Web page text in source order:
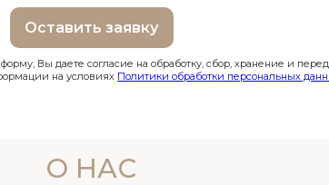
Оставить заявку
Вы даете согласие на обработку, сбор, хранение и
на условиях Политики обработки персональных
О НАС